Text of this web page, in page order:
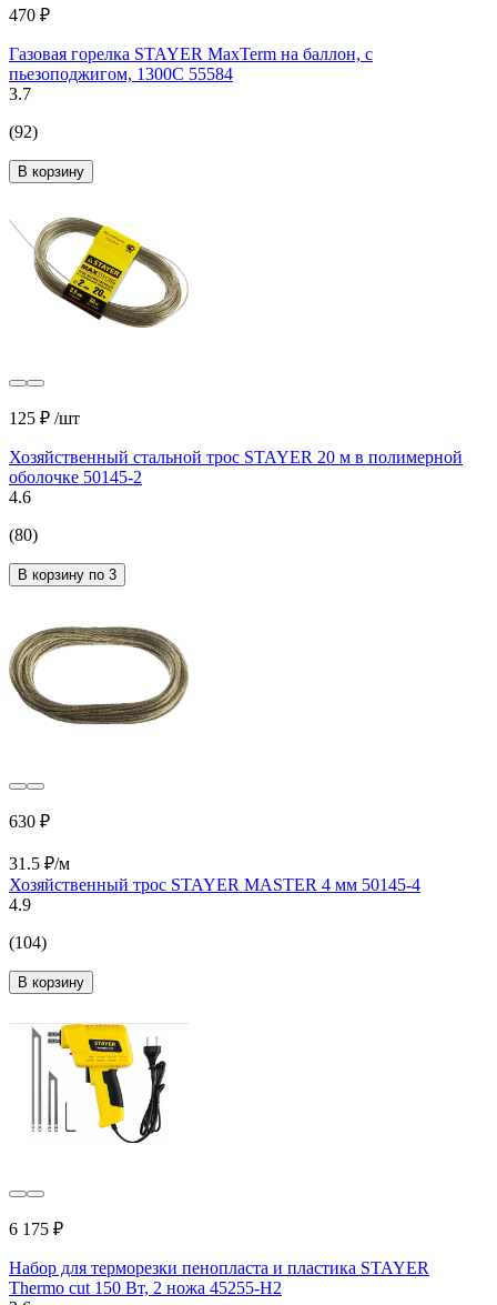
470 ₽
Газовая горелка STAYER MaxTerm на баллон, с
пьезоподжигом, 1300С 55584
3.7
(92)
В корзину
125 ₽ /шт
Хозяйственный стальной трос STAYER 20 м в полимерной
оболочке 50145-2
4.6
(80)
В корзину по 3
630 ₽
31.5 ₽/м
Хозяйственный трос STAYER MASTER 4 мм 50145-4
4.9
(104)
В корзину
6 175 ₽
Набор для терморезки пенопласта и пластика STAYER
Thermo cut 150 Вт, 2 ножа 45255-H2